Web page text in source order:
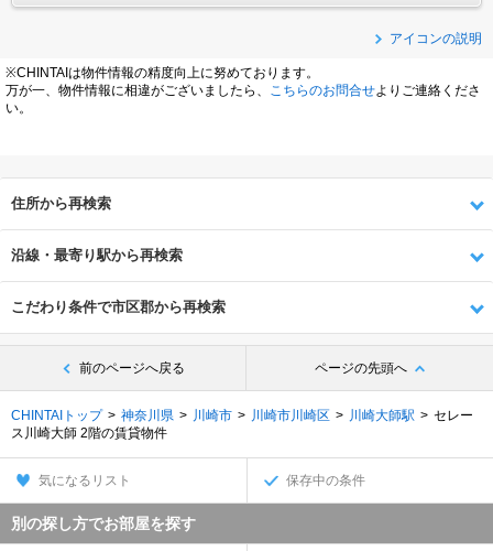
アイコンの説明
※CHINTAIは物件情報の精度向上に努めております。
万が一、物件情報に相違がございましたら、
こちらのお問合せよりご連絡くださ
い。
住所から再検索
沿線・最寄り駅から再検索
こだわり条件で市区郡から再検索
前のページへ戻る ページの先頭へ
CHINTAIトップ 神奈川県 川崎市 川崎市川崎区 川崎大師駅
セレー
ス川崎大師 2階の賃貸物件
気になるリスト 保存中の条件
別の探し方でお部屋を探す